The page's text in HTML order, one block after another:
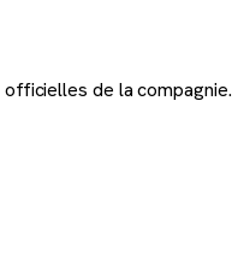
de la compagnie.